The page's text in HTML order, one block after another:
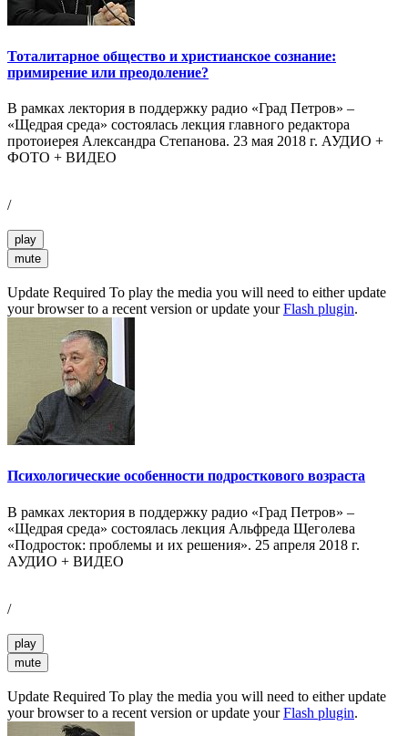
Тоталитарное общество и христианское сознание:
примирение или преодоление?
В рамках лектория в поддержку радио «Град Петров» –
«Щедрая среда» состоялась лекция главного редактора
протоиерея Александра Степанова. 23 мая 2018 г. АУДИО +
ФОТО + ВИДЕО
/
play
mute
Update Required To play the media you will need to either update
your browser to a recent version or update yourFlash plugin.
Психологические особенности подросткового возраста
В рамках лектория в поддержку радио «Град Петров» –
«Щедрая среда» состоялась лекция Альфреда Щеголева
«Подросток: проблемы и их решения». 25 апреля 2018 г.
АУДИО + ВИДЕО
/
play
mute
Update Required To play the media you will need to either update
your browser to a recent version or update yourFlash plugin.